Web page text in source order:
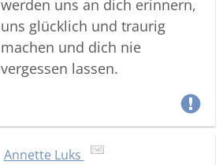
werden uns an dich erinnern,
uns glücklich und traurig
machen und dich nie
vergessen lassen.
Annette Luks